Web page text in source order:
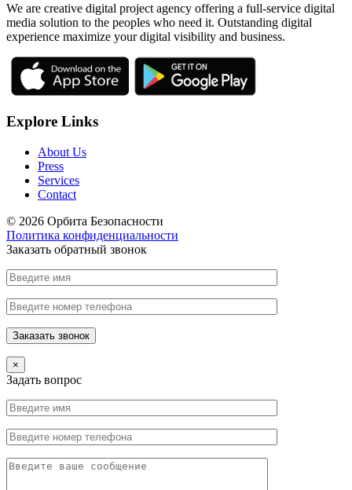
We are creative digital project agency offering a full-service digital
media solution to the peoples who need it. Outstanding digital
experience maximize your digital visibility and business.
Explore Links
About Us
Press
Services
Contact
© 2026 Орбита Безопасности
Политика конфиденциальности
Заказать обратный звонок
×
Задать вопрос